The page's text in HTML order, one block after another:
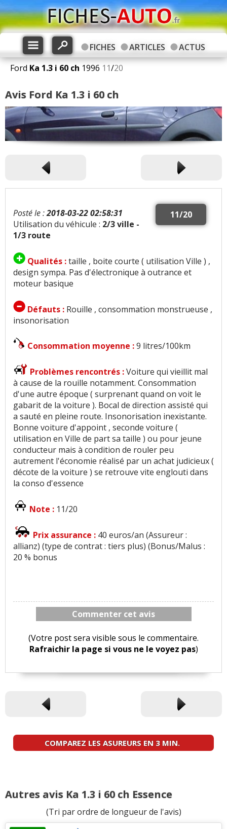
FICHES ARTICLES
ACTUS
Ford Ka 1.3 i 60 ch 1996 11/20
Avis Ford Ka 1.3 i 60 ch
11/20
Posté le :2018-03-22 02:58:31
Utilisation du véhicule : 2/3 ville -
1/3 route
Qualités :taille , boite courte ( utilisation Ville ) ,
design sympa. Pas d'électronique à outrance et
moteur basique
Défauts : Rouille , consommation monstrueuse ,
insonorisation
Consommation moyenne :9 litres/100km
Problèmes rencontrés :Voiture qui vieillit mal
à cause de la rouille notamment. Consommation
d'une autre époque ( surprenant quand on voit le
gabarit de la voiture ). Bocal de direction assisté qui
a sauté en pleine route. Insonorisation inexistante.
Bonne voiture d'appoint , seconde voiture (
utilisation en Ville de part sa taille ) ou pour jeune
conducteur mais à condition de rouler peu
autrement l'économie réalisé par un achat judicieux (
décote de la voiture ) se retrouve vite englouti dans
la conso d'essence
Note : 11/20
Prix assurance : 40 euros/an (Assureur :
allianz) (type de contrat : tiers plus) (Bonus/Malus :
20 % bonus
Commenter cet avis
(Votre post sera visible sous le commentaire.
Rafraichir la page si vous ne le voyez pas)
COMPAREZ LES ASUREURS EN 3 MIN.
Autres avis Ka 1.3 i 60 ch Essence
(Tri par ordre de longueur de l'avis)